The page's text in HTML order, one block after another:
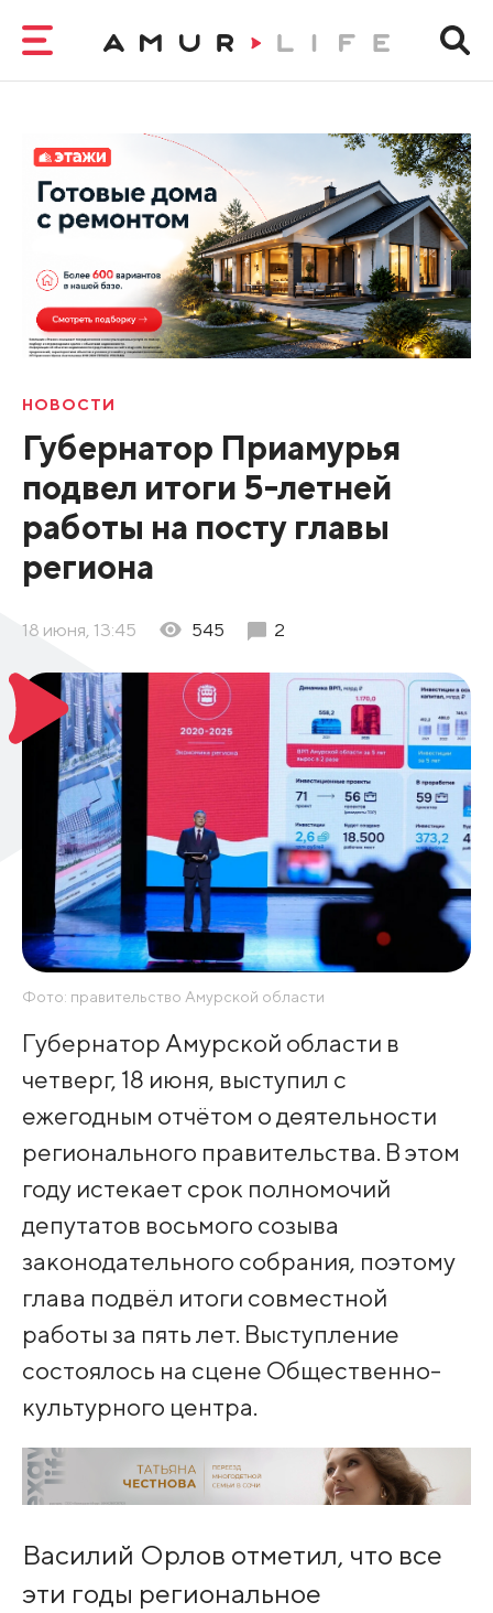
НОВОСТИ
Губернатор Приамурья
подвел итоги 5-летней
работы на посту главы
региона
18 июня, 13:45 545 2
Фото: правительство Амурской области
Губернатор Амурской области в
четверг, 18 июня, выступил с
ежегодным отчётом о деятельности
регионального правительства. В этом
году истекает срок полномочий
депутатов восьмого созыва
законодательного собрания, поэтому
глава подвёл итоги совместной
работы за пять лет. Выступление
состоялось на сцене Общественно-
культурного центра.
Василий Орлов отметил, что все
эти годы региональное